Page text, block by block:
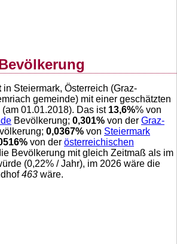
in Steiermark, Österreich (Graz-
gemeinde) mit einer geschätzten
(am 01.01.2018). Das ist 13,6%% von
Bevölkerung; 0,301% von der Graz-
0,0367% von Steiermark
% von der österreichischen
Bevölkerung mit gleich Zeitmaß als im
(0,22% / Jahr), im 2026 wäre die
463 wäre.